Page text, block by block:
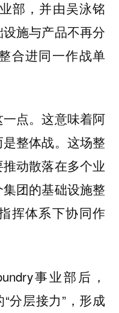
部，并由吴泳铭
施与产品不再分
合进同一作战单
点。这意味着阿
整体战。这场整
动散落在多个业
团的基础设施整
挥体系下协同作
事业部后，
分层接力”，形成